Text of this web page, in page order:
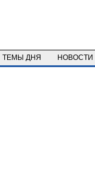
ТЕМЫ ДНЯ НОВОСТИ